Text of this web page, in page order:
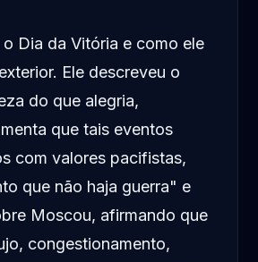
Dia da Vitória e como ele
Ele descreveu o
do que alegria,
que tais eventos
com valores pacifistas,
que não haja guerra" e
Moscou, afirmando que
congestionamento,